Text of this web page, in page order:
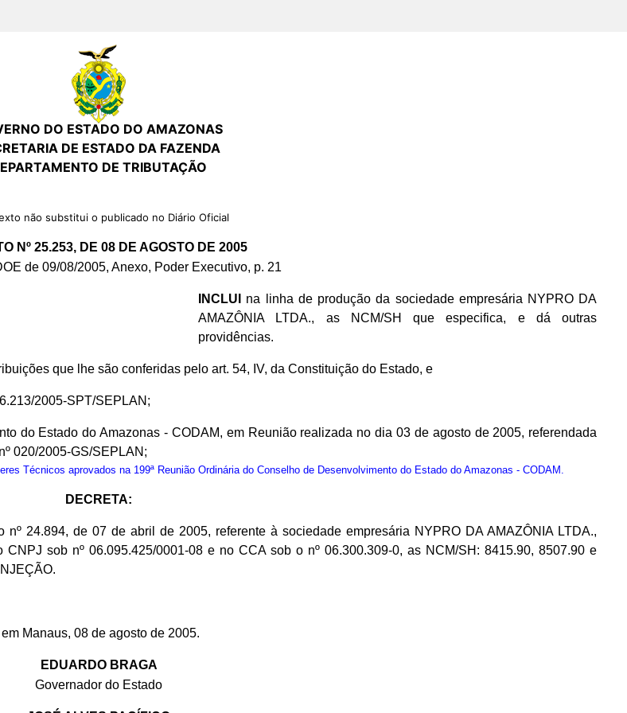
DO ESTADO DO AMAZONAS
DE ESTADO DA FAZENDA
DE TRIBUTAÇÃO
não substitui o publicado no Diário Oficial
Nº 25.253, DE 08 DE AGOSTO DE 2005
de 09/08/2005, Anexo, Poder Executivo, p. 21
INCLUI
na linha de produção da sociedade empresária NYPRO DA
AMAZÔNIA LTDA., as NCM/SH que especifica, e dá outras
providências.
que lhe são conferidas pelo art. 54, IV, da Constituição do Estado, e
2005-SPT/SEPLAN;
do Estado do Amazonas - CODAM, em Reunião realizada no dia 03 de agosto de 2005, referendada
020/2005-GS/SEPLAN;
Técnicos aprovados na 199ª Reunião Ordinária do Conselho de Desenvolvimento do Estado do Amazonas - CODAM.
DECRETA:
24.894, de 07 de abril de 2005, referente à sociedade empresária NYPRO DA AMAZÔNIA LTDA.,
sob nº 06.095.425/0001-08 e no CCA sob o nº 06.300.309-0, as NCM/SH: 8415.90, 8507.90 e
em Manaus, 08 de agosto de 2005.
EDUARDO BRAGA
Governador do Estado